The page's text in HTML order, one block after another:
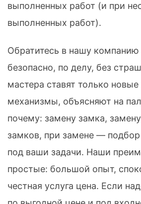
выполненных работ (и при
выполненных работ).
Обратитесь в нашу
безопасно, по делу, без
мастера ставят только
механизмы, объясняют на
почему: замену замка,
замков, при замене — подбор
под ваши задачи. Наши
простые: большой опыт,
честная услуга цена. Если